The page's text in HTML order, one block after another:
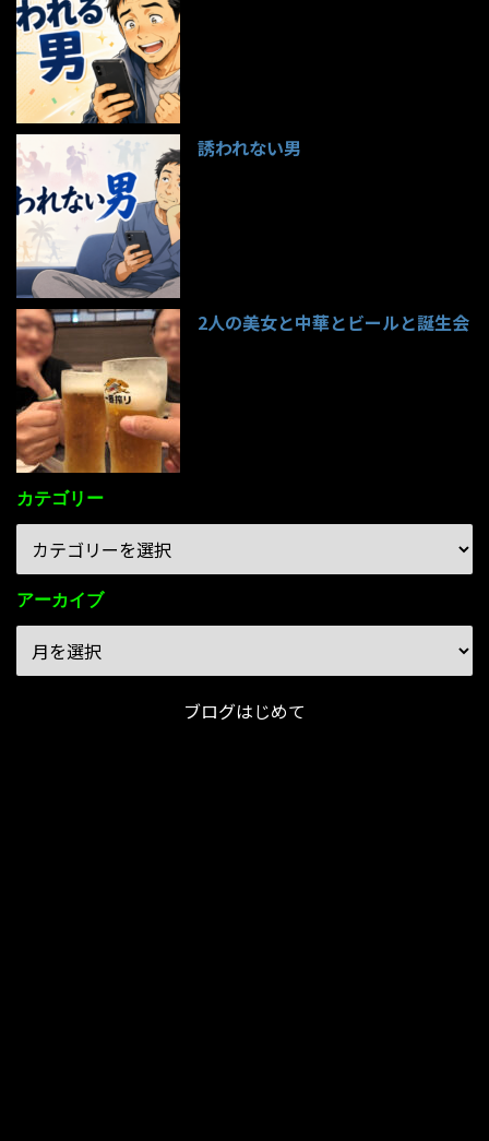
誘われない男
2人の美女と中華とビールと誕生会
カテゴリー
アーカイブ
ブログはじめて